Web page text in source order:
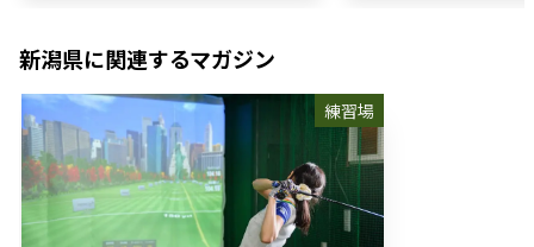
新潟県に関連するマガジン
練習場